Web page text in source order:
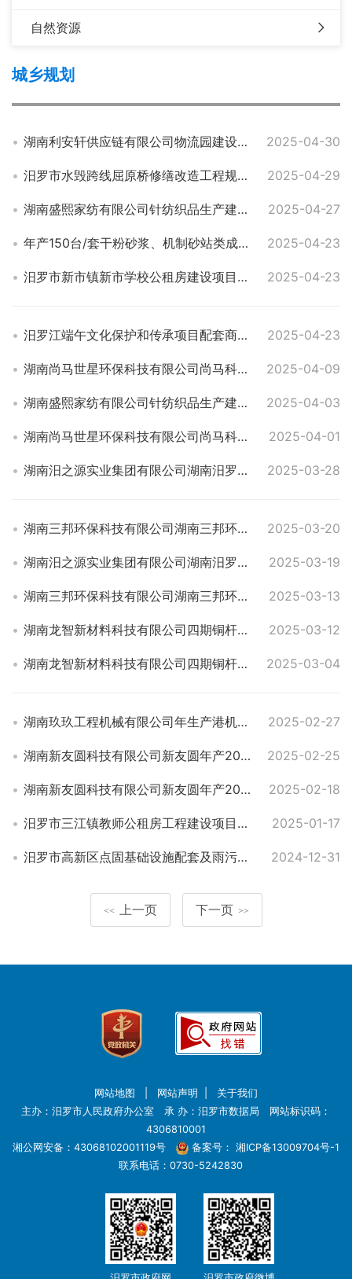
自然资源
城乡规划
湖南利安轩供应链有限公司物流园建设项目规划总平面及建设工程规划批前公示 2025-04-30
汨罗市水毁跨线屈原桥修缮改造工程规划总平面及建设工程规划批前公示 2025-04-29
湖南盛熙家纺有限公司针纺织品生产建设项目工程规划批后公布 2025-04-27
年产150台/套干粉砂浆、机制砂站类成套设备筑睿重工项目(二期)规划总平面及建设工程规划批前公示 2025-04-23
汨罗市新市镇新市学校公租房建设项目规划总平面及建设工程规划批前公示 2025-04-23
汨罗江端午文化保护和传承项目配套商业设施建设项目规划总平面及建设工程规划批前公示 2025-04-23
湖南尚马世星环保科技有限公司尚马科技装备制造与再制造产业园项目工程规划许可批后公布 2025-04-09
湖南盛熙家纺有限公司针纺织品生产建设项目建设工程规划批前公示 2025-04-03
湖南尚马世星环保科技有限公司尚马科技装备制造与再制造产业园项目建设工程规划批前公示 2025-04-01
湖南汨之源实业集团有限公司湖南汨罗高新技术产业开发区再制造产业园及配套设施建设项目(一期)工程规划许可批后公布 2025-03-28
湖南三邦环保科技有限公司湖南三邦环保废弃电子产品循环利用再制造体系建设项目工程规划许可批后公布 2025-03-20
湖南汨之源实业集团有限公司湖南汨罗高新技术产业开发区再制造产业园及配套设施建设项目(一期)建设工程规划批前公示 2025-03-19
湖南三邦环保科技有限公司湖南三邦环保废弃电子产品循环利用再制造体系建设项目工程规划批前公示 2025-03-13
湖南龙智新材料科技有限公司四期铜杆拉丝车间建设项目工程规划许可批后公布 2025-03-12
湖南龙智新材料科技有限公司四期铜杆拉丝车间建设项目建设工程规划批前公示 2025-03-04
湖南玖玖工程机械有限公司年生产港机设备配件200件项目建设工程规划批前公示 2025-02-27
湖南新友圆科技有限公司新友圆年产200万米碳晶实木套线及碳晶全木多层板材新材料建设项目工程规划许可批后公布 2025-02-25
湖南新友圆科技有限公司新友圆年产200万米碳晶实木套线及碳晶全木多层板材新材料建设项目建设工程规划批前公示 2025-02-18
汨罗市三江镇教师公租房工程建设项目规划总平面图暨建设工程规划批前公示 2025-01-17
汨罗市高新区点固基础设施配套及雨污分流工程项目(天立路延伸)项目二期建设工程规划批前公示 2024-12-31
<< 上一页 下一页 >>
网站地图 网站声明
关于我们
主办：汨罗市人民政府办公室 承 办：汨罗市数据局 网站标识码：
4306810001
湘公网安备：43068102001119号
备案号： 湘ICP备13009704号-1
联系电话：0730-5242830